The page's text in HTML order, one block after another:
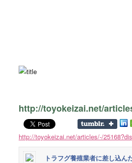
http://toyokeizai.net/
http://toyokeizai.net/articles/-/
トラフグ養殖業者に差し込